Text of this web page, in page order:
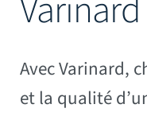
Mâts
Varinard
Avec Varinard,
et la qualité